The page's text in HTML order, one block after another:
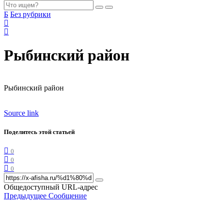
Б Без рубрики
Рыбинский район
Рыбинский район
Source link
Поделитесь этой статьей
0
0
0
Общедоступный URL-адрес
Предыдущее Сообщение